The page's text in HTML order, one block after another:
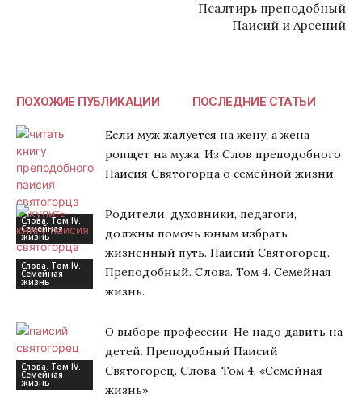
Псалтирь преподобный
Паисий и Арсений
ПОХОЖИЕ ПУБЛИКАЦИИ ПОСЛЕДНИЕ СТАТЬИ
Слова. Том IV.
Семейная
жизнь
Если муж жалуется на жену, а жена
ропщет на мужа. Из Слов преподобного
Паисия Святогорца о семейной жизни.
Слова. Том IV.
Семейная
жизнь
Родители, духовники, педагоги,
должны помочь юным избрать
жизненный путь. Паисий Святогорец.
Преподобный. Слова. Том 4. Семейная
жизнь.
Слова. Том IV.
Семейная
жизнь
О выборе профессии. Не надо давить на
детей. Преподобный Паисий
Святогорец. Слова. Том 4. «Семейная
жизнь»